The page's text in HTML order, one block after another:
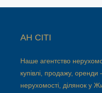
АН СІТІ
Наше агентство
купівлі, продажу,
нерухомості, ділянок у